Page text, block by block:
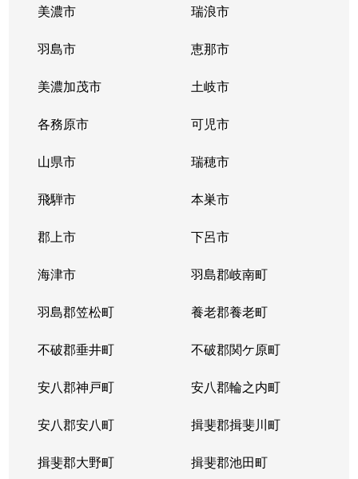
美濃市 瑞浪市
羽島市 恵那市
美濃加茂市 土岐市
各務原市 可児市
山県市 瑞穂市
飛騨市 本巣市
郡上市 下呂市
海津市 羽島郡岐南町
羽島郡笠松町 養老郡養老町
不破郡垂井町 不破郡関ケ原町
安八郡神戸町 安八郡輪之内町
安八郡安八町 揖斐郡揖斐川町
揖斐郡大野町 揖斐郡池田町